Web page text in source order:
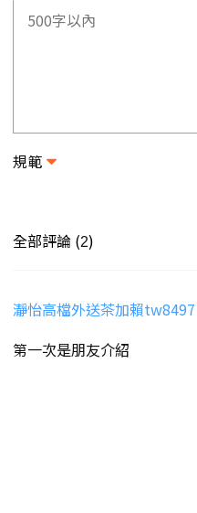
規範
全部評論 (2)
瀞怡高檔外送茶加賴tw8497
第一次是朋友介紹